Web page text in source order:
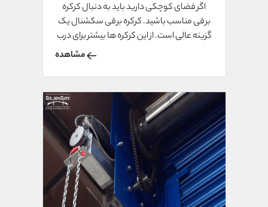
اگر فضای کوچکی دارید باید به دنبال کرکره
برقی مناسب باشید. کرکره برقی سکشنال یک
گزینه عالی است. از این کرکره ها بیشتر برای درب
پارکینگ منازل استفاده می شود. این درب ها
سقف پارکینگ اشغال و صدای کمی هم ایجاد
می کنند.
مشاهده